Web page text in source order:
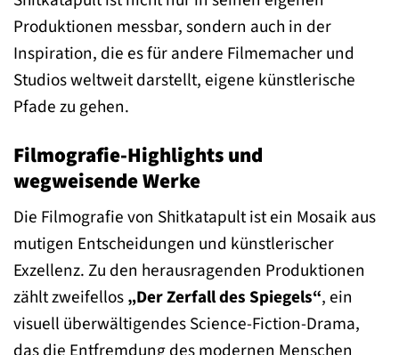
Produktionen messbar, sondern auch in der
Inspiration, die es für andere Filmemacher und
Studios weltweit darstellt, eigene künstlerische
Pfade zu gehen.
Filmografie-Highlights und
wegweisende Werke
Die Filmografie von Shitkatapult ist ein Mosaik aus
mutigen Entscheidungen und künstlerischer
Exzellenz. Zu den herausragenden Produktionen
zählt zweifellos„Der Zerfall des Spiegels“, ein
visuell überwältigendes Science-Fiction-Drama,